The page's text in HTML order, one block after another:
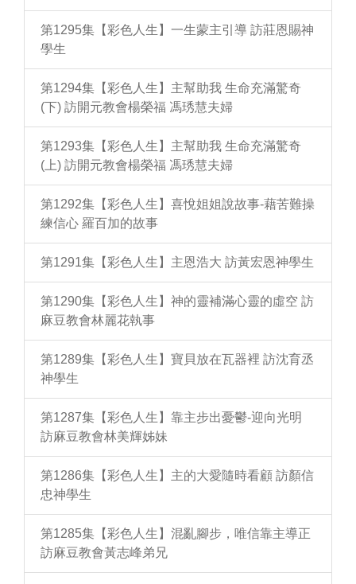
第1295集【彩色人生】一生蒙主引導 訪莊恩賜神
學生
第1294集【彩色人生】主幫助我 生命充滿驚奇
(下) 訪開元教會楊榮福 馮琇慧夫婦
第1293集【彩色人生】主幫助我 生命充滿驚奇
(上) 訪開元教會楊榮福 馮琇慧夫婦
第1292集【彩色人生】喜悅姐姐說故事-藉苦難操
練信心 羅百加的故事
第1291集【彩色人生】主恩浩大 訪黃宏恩神學生
第1290集【彩色人生】神的靈補滿心靈的虛空 訪
麻豆教會林麗花執事
第1289集【彩色人生】寶貝放在瓦器裡 訪沈育丞
神學生
第1287集【彩色人生】靠主步出憂鬱-迎向光明
訪麻豆教會林美輝姊妹
第1286集【彩色人生】主的大愛隨時看顧 訪顏信
忠神學生
第1285集【彩色人生】混亂腳步，唯信靠主導正
訪麻豆教會黃志峰弟兄